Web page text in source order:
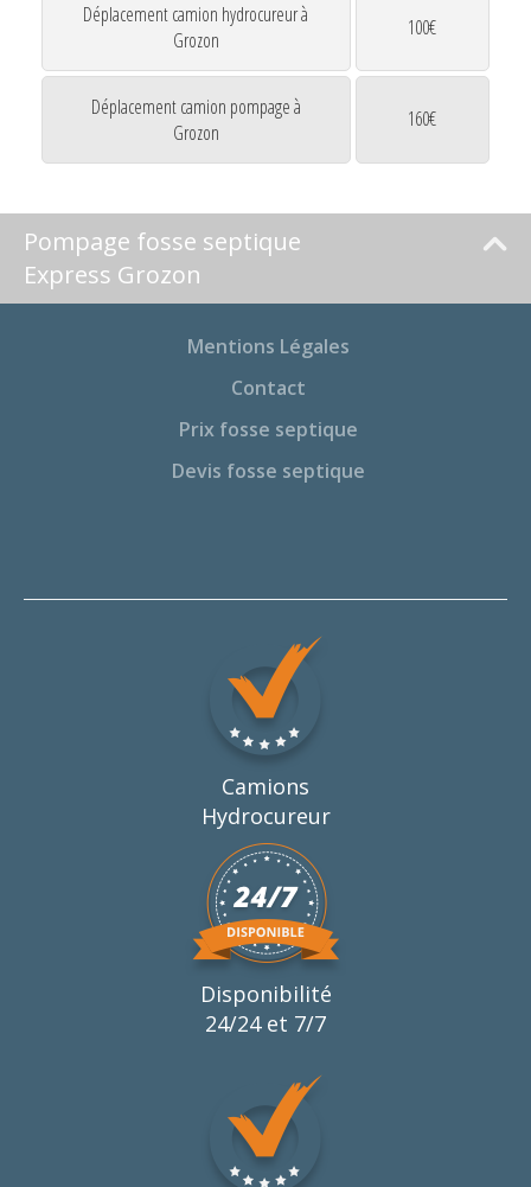
Déplacement camion hydrocureur à
Grozon
100€
Déplacement camion pompage à
Grozon
160€
Pompage fosse septique
Express Grozon
Mentions Légales
Contact
Prix fosse septique
Devis fosse septique
Camions
Hydrocureur
Disponibilité
24/24 et 7/7